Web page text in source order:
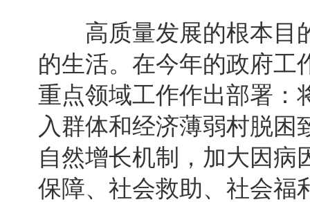
高质量发展的根本目
的生活。在今年的政府工
重点领域工作作出部署：
入群体和经济薄弱村脱
自然增长机制，加大因病
保障、社会救助、社会福